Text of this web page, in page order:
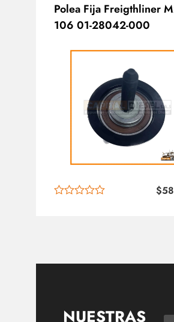
Polea Fija Freigthliner
106 01-28042-000
$
NUESTRAS